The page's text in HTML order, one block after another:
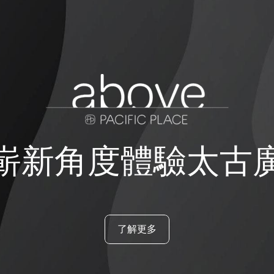
新角度體驗太古
了解更多